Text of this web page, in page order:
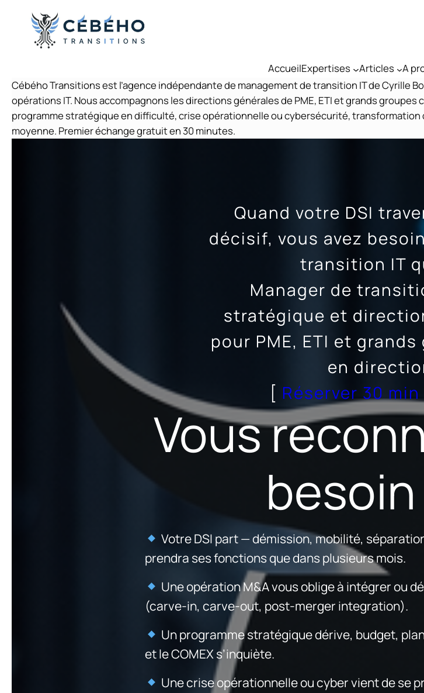
contenu
AccueilExpertises Articles A
Cébého Transitions est l’agence indépendante de management de transition IT de Cyrille
opérations IT. Nous accompagnons les directions générales de PME, ETI et grands
programme stratégique en difficulté, crise opérationnelle ou cybersécurité, transformation
moyenne. Premier échange gratuit en 30 minutes.
Quand votre DSI
décisif, vous avez
transition IT
Manager de
stratégique et
pour PME, ETI et
en
[ Réserver 30
Vous
Votre DSI part — démission, mobilité,
prendra ses fonctions que dans plusieurs mois.
Une opération M&A vous oblige à intégrer ou
(carve-in, carve-out, post-merger integration).
Un programme stratégique dérive, budget,
et le COMEX s’inquiète.
Une crise opérationnelle ou cyber vient de se